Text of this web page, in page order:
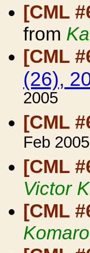
[CML
from
[CML
(26),
2005
[CML
Feb 2005
[CML
Victor
[CML